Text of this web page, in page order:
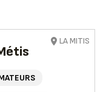
LA MITIS